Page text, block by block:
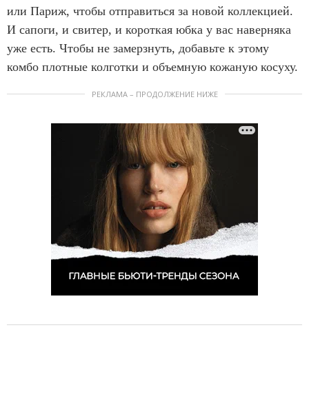
или Париж, чтобы отправиться за новой коллекцией.
И сапоги, и свитер, и короткая юбка у вас наверняка
уже есть. Чтобы не замерзнуть, добавьте к этому
комбо плотные колготки и объемную кожаную косуху.
РЕКЛАМА – ПРОДОЛЖЕНИЕ НИЖЕ